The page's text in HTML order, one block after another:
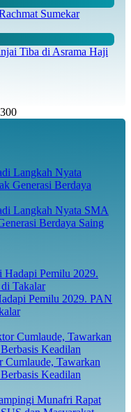
Sumekar
Tiba di Asrama Haji
Langkah Nyata SMA
Berdaya Saing
Pemilu 2029. PAN
Tawarkan
Keadilan